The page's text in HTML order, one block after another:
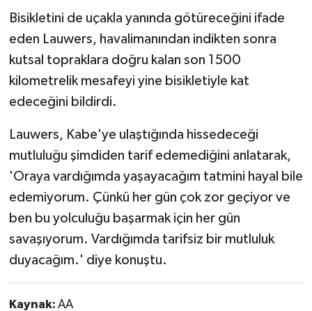
Bisikletini de uçakla yanında götüreceğini ifade
eden Lauwers, havalimanından indikten sonra
kutsal topraklara doğru kalan son 1500
kilometrelik mesafeyi yine bisikletiyle kat
edeceğini bildirdi.
Lauwers, Kabe'ye ulaştığında hissedeceği
mutluluğu şimdiden tarif edemediğini anlatarak,
'Oraya vardığımda yaşayacağım tatmini hayal bile
edemiyorum. Çünkü her gün çok zor geçiyor ve
ben bu yolculuğu başarmak için her gün
savaşıyorum. Vardığımda tarifsiz bir mutluluk
duyacağım.' diye konuştu.
Kaynak: AA